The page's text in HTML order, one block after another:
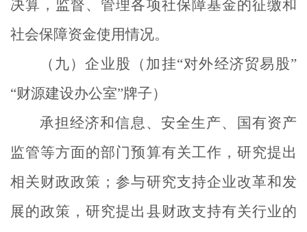
决算，监督、管理各项社保障基金的征缴和
社会保障资金使用情况。
（九）企业股（加挂“对外经济贸易股”
“财源建设办公室”牌子）
承担经济和信息、安全生产、国有资产
监管等方面的部门预算有关工作，研究提出
相关财政政策；参与研究支持企业改革和发
展的政策，研究提出县财政支持有关行业的